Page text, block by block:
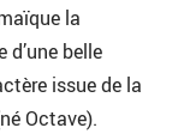
la
d’une belle
issue de la
Octave).